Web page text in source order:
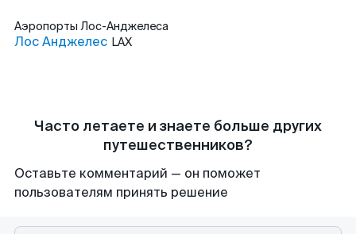
Аэропорты Лос-Анджелеса
Лос Анджелес LAX
Часто летаете и знаете больше других
путешественников?
Оставьте комментарий — он поможет
пользователям принять решение